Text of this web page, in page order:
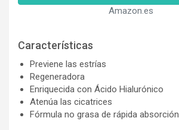
Amazon.es
Características
Previene las estrías
Regeneradora
Enriquecida con Ácido Hialurónico
Atenúa las cicatrices
Fórmula no grasa de rápida absorción